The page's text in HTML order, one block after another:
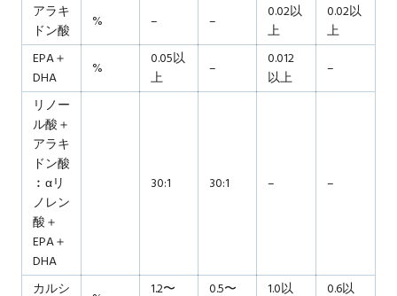
アラキ
ドン酸
% – –
0.02以
上
0.02以
上
EPA＋
DHA
%
0.05以
上
–
0.012
以上
–
リノー
ル酸＋
アラキ
ドン酸
︰αリ
ノレン
酸＋
EPA＋
DHA
30:1 30:1 – –
カルシ
1.2〜
0.5〜
1.0以
0.6以